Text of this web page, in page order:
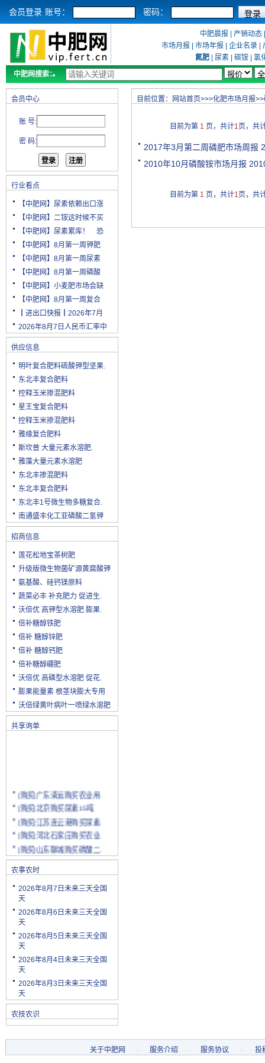
会员登录 账号： 密码：
中肥晨报 产销动态
市场月报
市场年报 企业名录
氮肥
尿素 碳铵
氯
中肥网搜索：
会员中心
账 号:
密 码:
行业看点
【中肥网】尿素依赖出口涨
【中肥网】二铵这时候不买
【中肥网】尿素累库！ 恐
【中肥网】8月第一周钾肥
【中肥网】8月第一周尿素
【中肥网】8月第一周磷酸
【中肥网】小麦肥市场会缺
【中肥网】8月第一周复合
┃进出口快报┃2026年7月
2026年8月7日人民币汇率中
供应信息
明叶复合肥料硫酸钾型坚果.
东北丰复合肥料
控释玉米掺混肥料
星王宝复合肥料
控释玉米掺混肥料
雅缘复合肥料
斯坎普 大量元素水溶肥.
雅藻大量元素水溶肥
东北丰掺混肥料
东北丰复合肥料
东北丰1号微生物多糖复合.
南通盛丰化工亚磷酸二氢钾
招商信息
莲花松地宝茶树肥
升级版微生物菌矿源黄腐酸钾
氨基酸、硅钙镁原料
蔬菜必丰 补充肥力 促进生.
沃倍优 高钾型水溶肥 膨果.
倍补糖醇铁肥
倍补 糖醇锌肥
倍补 糖醇钙肥
倍补糖醇硼肥
沃倍优 高磷型水溶肥 促花.
膨果能量素 根茎块膨大专用
沃倍绿黄叶病叶一喷绿水溶肥
共享询单
[购买]广东清远购买农业用.
[购买]北京购买尿素15吨
[购买]江苏连云港购买尿素.
[购买]河北石家庄购买农业.
[购买]山东聊城购买磷酸二.
[购买]陕西渭南购买小麦配.
[购买]云南玉溪购买尿素10.
[购买]山东潍坊购买复合肥.
[购买]河南安阳购买二铵20.
[购买]四川绵阳购买尿素2.
[购买]天津购买小颗粒尿素.
[购买]内蒙古购买复合肥10.
[购买]天津购买大颗粒尿素.
[购买]河南新乡购买冲施肥.
[购买]山东济宁购买尿素10.
[代理]陕西渭南代理小麦配.
[购买]新疆克孜勒苏柯尔克.
[购买]宁夏购买罗硫酸钾(.
[购买]四川购买复合肥10吨.
农事农时
2026年8月7日未来三天全国
天
2026年8月6日未来三天全国
天
2026年8月5日未来三天全国
天
2026年8月4日未来三天全国
天
2026年8月3日未来三天全国
天
农技农识
目前位置： 网站首页>>>化肥市场月报>>
目前为第 1 页，共计1 页，共
2017年3月第二周磷肥市场周报
2010年10月磷酸铵市场月报
目前为第 1 页，共计1 页，共
关于中肥网 - 服务介绍 - 服务协议 - 投